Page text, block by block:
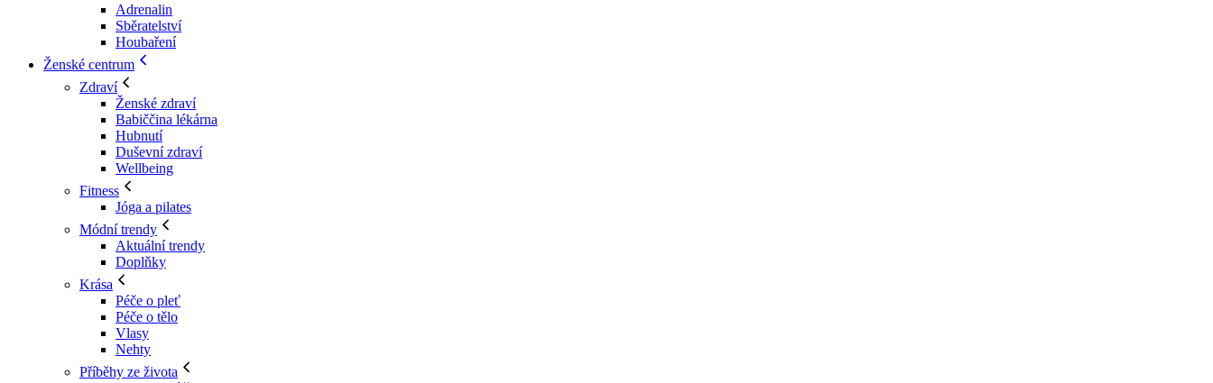
Adrenalin
Sběratelství
Houbaření
Ženské centrum
Zdraví
Ženské zdraví
Babiččina lékárna
Hubnutí
Duševní zdraví
Wellbeing
Fitness
Jóga a pilates
Módní trendy
Aktuální trendy
Doplňky
Krása
Péče o pleť
Péče o tělo
Vlasy
Nehty
Příběhy ze života